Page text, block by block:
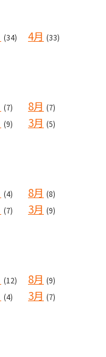
(34) 4月 (33)
(7) 8月 (7)
(9) 3月 (5)
(4) 8月 (8)
(7) 3月 (9)
(12) 8月 (9)
(4) 3月 (7)